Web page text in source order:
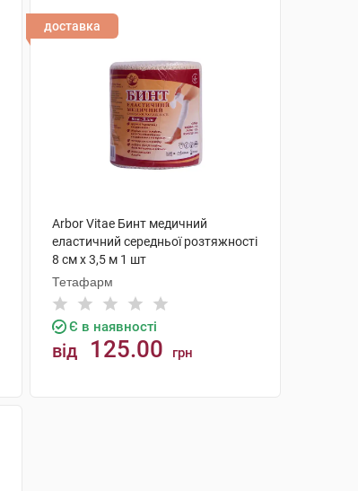
доставка
Arbor Vitae Бинт медичний
еластичний середньої розтяжності
8 см х 3,5 м 1 шт
Тетафарм
Є в наявності
від 125.00 грн